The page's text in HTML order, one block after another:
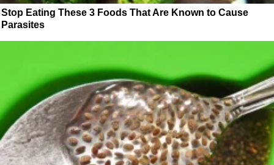
Stop Eating These 3 Foods That Are Known to Cause
Parasites